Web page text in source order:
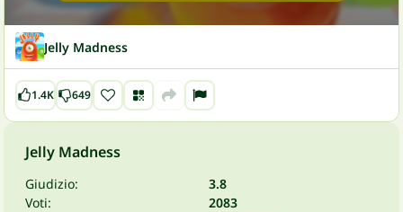
Jelly Madness
1.4K 649
Jelly Madness
Giudizio:
3.8
Voti:
2083